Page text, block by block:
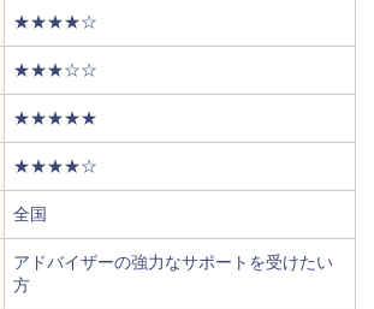
★★★★☆
★★★☆☆
★★★★★
★★★★☆
全国
アドバイザーの強力なサポートを受けたい
方